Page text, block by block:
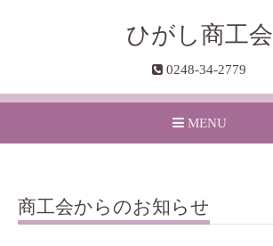
ひがし商工会
0248-34-2779
MENU
商工会からのお知らせ